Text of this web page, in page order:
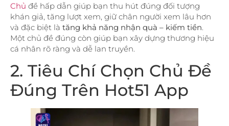
Chủ đề hấp dẫn giúp bạn thu hút đúng đối tượng
khán giả, tăng lượt xem, giữ chân người xem lâu hơn
và đặc biệt là tăng khả năng nhận quà – kiếm tiền
Một chủ đề đúng còn giúp bạn xây dựng thương hiệu
cá nhân rõ ràng và dễ lan truyền.
2. Tiêu Chí Chọn Chủ Đề
Đúng Trên Hot51 App